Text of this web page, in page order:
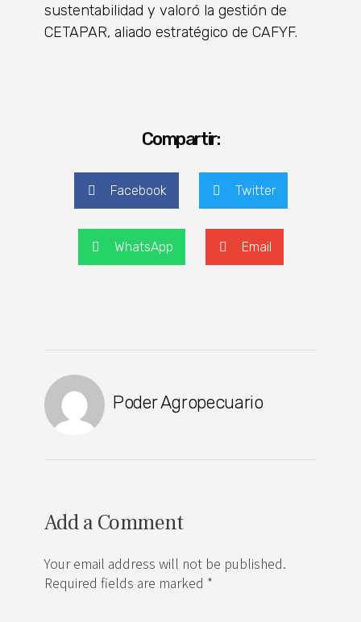
sustentabilidad y valoró la gestión de
CETAPAR, aliado estratégico de CAFYF.
Compartir:
Facebook Twitter
WhatsApp Email
Poder Agropecuario
Add a Comment
Your email address will not be published.
Required fields are marked *